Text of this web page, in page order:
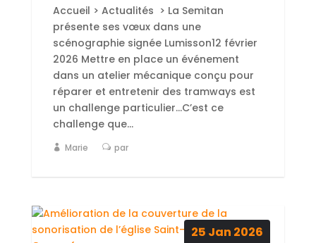
Accueil > Actualités > La Semitan
présente ses vœux dans une
scénographie signée Lumisson12 février
2026 Mettre en place un événement
dans un atelier mécanique conçu pour
réparer et entretenir des tramways est
un challenge particulier...C’est ce
challenge que...
Marie par
25 Jan 2026